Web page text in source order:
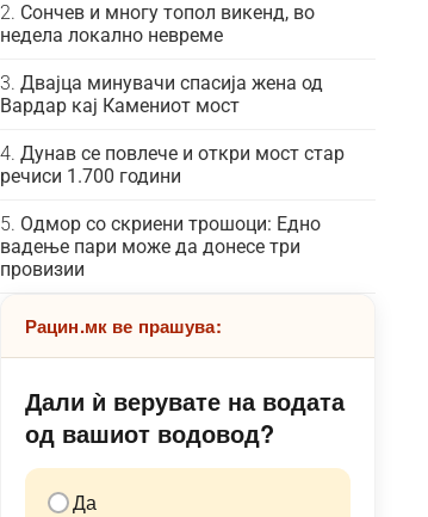
Сончев и многу топол викенд, во
недела локално невреме
Двајца минувачи спасија жена од
Вардар кај Камениот мост
Дунав се повлече и откри мост стар
речиси 1.700 години
Одмор со скриени трошоци: Едно
вадење пари може да донесе три
провизии
Рацин.мк ве прашува:
Дали ѝ верувате на водата
од вашиот водовод?
Да